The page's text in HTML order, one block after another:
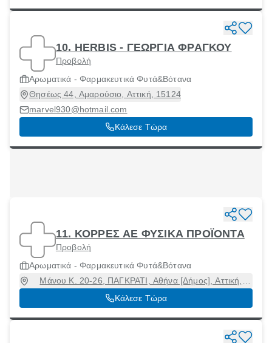
10. HERBIS - ΓΕΩΡΓΙΑ ΦΡΑΓΚΟΥ
Προβολή
Αρωματικά - Φαρμακευτικά Φυτά&Βότανα
Θησέως 44, Αμαρούσιο, Αττική, 15124
marvel930@hotmail.com
Κάλεσε Τώρα
11. ΚΟΡΡΕΣ ΑΕ ΦΥΣΙΚΑ ΠΡΟΪΟΝΤΑ
Προβολή
Αρωματικά - Φαρμακευτικά Φυτά&Βότανα
Μάνου Κ. 20-26, ΠΑΓΚΡΑΤΙ, Αθήνα [Δήμος], Αττική,
11633
Κάλεσε Τώρα